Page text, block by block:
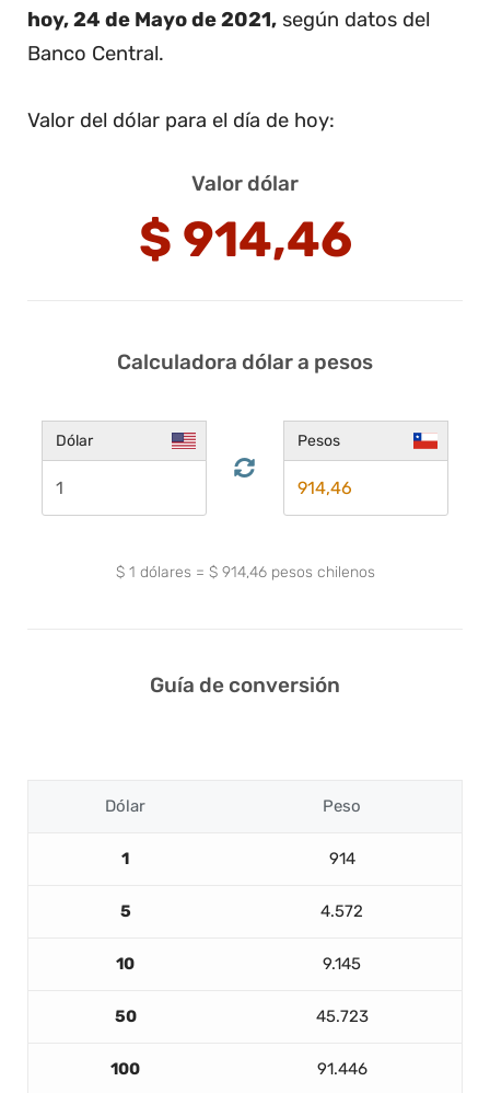
hoy, 24 de Mayo de 2021, según datos del
Banco Central.
Valor del dólar para el día de hoy:
Valor dólar
$ 914,46
Calculadora dólar a pesos
Dólar Pesos
$ 1 dólares = $ 914,46pesos chilenos
Guía de conversión
Dólar Peso
1 914
5 4.572
10 9.145
50 45.723
100 91.446